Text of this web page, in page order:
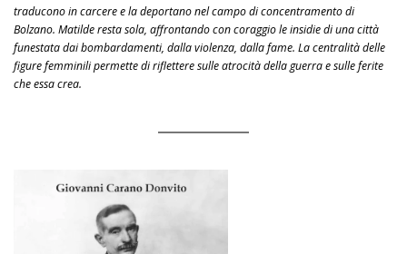
traducono in carcere e la deportano nel campo di concentramento di
Bolzano. Matilde resta sola, affrontando con coraggio le insidie di una città
funestata dai bombardamenti, dalla violenza, dalla fame. La centralità delle
figure femminili permette di riflettere sulle atrocità della guerra e sulle ferite
che essa crea.